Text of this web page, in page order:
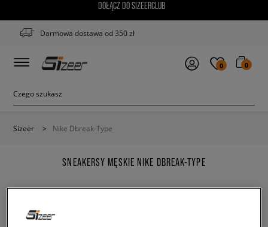
DOŁĄCZ DO SIZEERCLUB
Darmowa dostawa od 350 zł
0 0
Sizeer > Nike Dbreak-Type
SNEAKERSY MĘSKIE NIKE DBREAK-TYPE